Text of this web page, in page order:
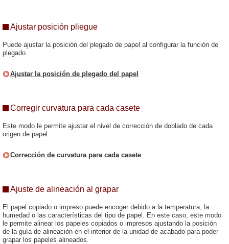
Ajustar posición pliegue
Puede ajustar la posición del plegado de papel al configurar la función de
plegado.
Ajustar la posición de plegado del papel
Corregir curvatura para cada casete
Este modo le permite ajustar el nivel de corrección de doblado de cada
origen de papel.
Corrección de curvatura para cada casete
Ajuste de alineación al grapar
El papel copiado o impreso puede encoger debido a la temperatura, la
humedad o las características del tipo de papel. En este caso, este modo
le permite alinear los papeles copiados o impresos ajustando la posición
de la guía de alineación en el interior de la unidad de acabado para poder
grapar los papeles alineados.